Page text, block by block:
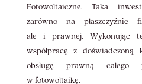
Fotowoltaiczne. Taka
zarówno na płaszczyźnie
ale i prawnej. Wykonując
współpracę z doświadczoną
obsługę prawną całego
w fotowoltaikę.